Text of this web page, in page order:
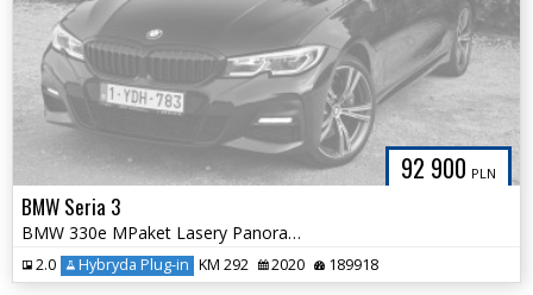
92 900 PLN
BMW Seria 3
BMW 330e MPaket Lasery Panorama Kamera 100% Bezwypadkowa 19`INDIVIDUAL
2.0 Hybryda Plug-in KM 292 2020 189918